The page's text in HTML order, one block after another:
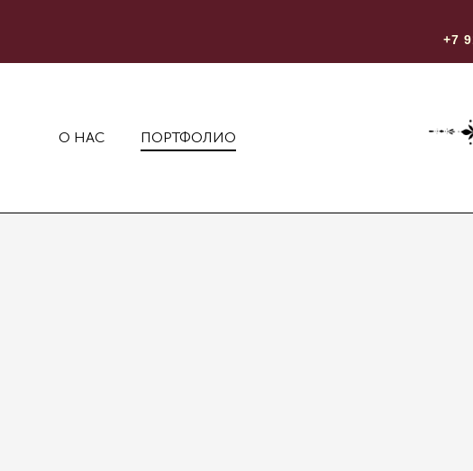
+7
О НАС ПОРТФОЛИО